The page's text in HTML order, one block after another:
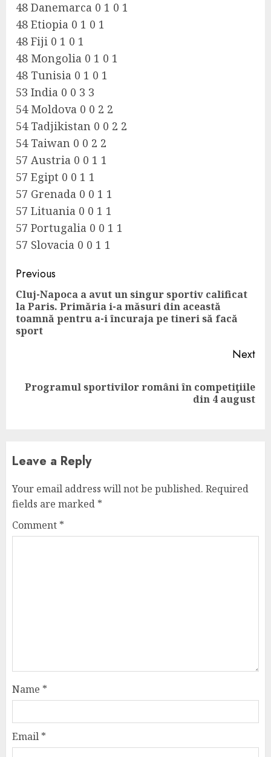
48 Danemarca 0 1 0 1
48 Etiopia 0 1 0 1
48 Fiji 0 1 0 1
48 Mongolia 0 1 0 1
48 Tunisia 0 1 0 1
53 India 0 0 3 3
54 Moldova 0 0 2 2
54 Tadjikistan 0 0 2 2
54 Taiwan 0 0 2 2
57 Austria 0 0 1 1
57 Egipt 0 0 1 1
57 Grenada 0 0 1 1
57 Lituania 0 0 1 1
57 Portugalia 0 0 1 1
57 Slovacia 0 0 1 1
Continue
Reading
Previous
Cluj-Napoca a avut un singur sportiv calificat
la Paris. Primăria i-a măsuri din această
toamnă pentru a-i încuraja pe tineri să facă
sport
Next
Next
Programul sportivilor români în competiţiile
din 4 august
Leave a Reply
Your email address will not be published. Required
fields are marked *
Comment *
Name *
Email *